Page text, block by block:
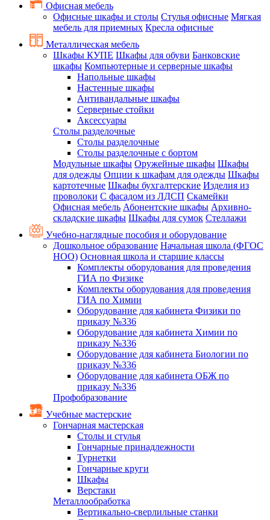
Офисная мебель
Офисные шкафы и столы Стулья офисные Мягкая
мебель для приемных Кресла офисные
Металлическая мебель
Шкафы КУПЕ Шкафы для обуви Банковские
шкафы Компьютерные и серверные шкафы
Напольные шкафы
Настенные шкафы
Антивандальные шкафы
Серверные стойки
Аксессуары
Столы разделочные
Столы разделочные
Столы разделочные с бортом
Модульные шкафы Оружейные шкафы Шкафы
для одежды Опции к шкафам для одежды Шкафы
картотечные Шкафы бухгалтерские Изделия из
проволоки С фасадом из ЛДСП Скамейки
Офисная мебель Абонентские шкафы Архивно-
складские шкафы Шкафы для сумок Стеллажи
Учебно-наглядные пособия и оборудование
Дошкольное образование Начальная школа (ФГОС
НОО) Основная школа и старшие классы
Комплекты оборудования для проведения
ГИА по Физике
Комплекты оборудования для проведения
ГИА по Химии
Оборудование для кабинета Физики по
приказу №336
Оборудование для кабинета Химии по
приказу №336
Оборудование для кабинета Биологии по
приказу №336
Оборудование для кабинета ОБЖ по
приказу №336
Профобразование
Учебные мастерские
Гончарная мастерская
Столы и стулья
Гончарные принадлежности
Турнетки
Гончарные круги
Шкафы
Верстаки
Металлообработка
Вертикально-сверлильные станки